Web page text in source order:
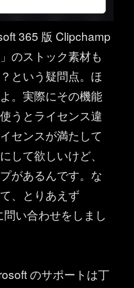
365 版 Clipchamp
のストック素材も
という疑問点。ほ
。実際にその機能
うとライセンス違
センスが満たして
して欲しいけど、
があるんです。な
、とりあえず
い合わせをしまし
のサポートは丁